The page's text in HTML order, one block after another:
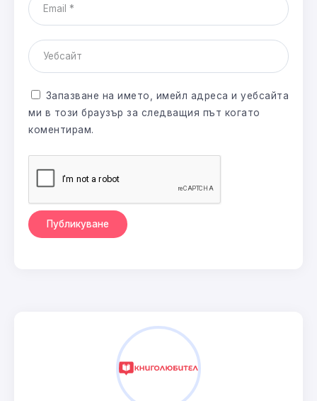
Запазване на името, имейл адреса и уебсайта
ми в този браузър за следващия път когато
коментирам.